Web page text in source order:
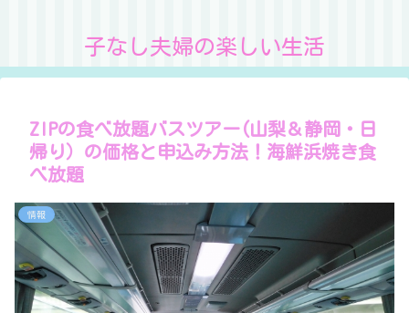
子なし夫婦の楽しい生活
ZIPの食べ放題バスツアー(山梨＆静岡・日
帰り）の価格と申込み方法！海鮮浜焼き食
べ放題
情報